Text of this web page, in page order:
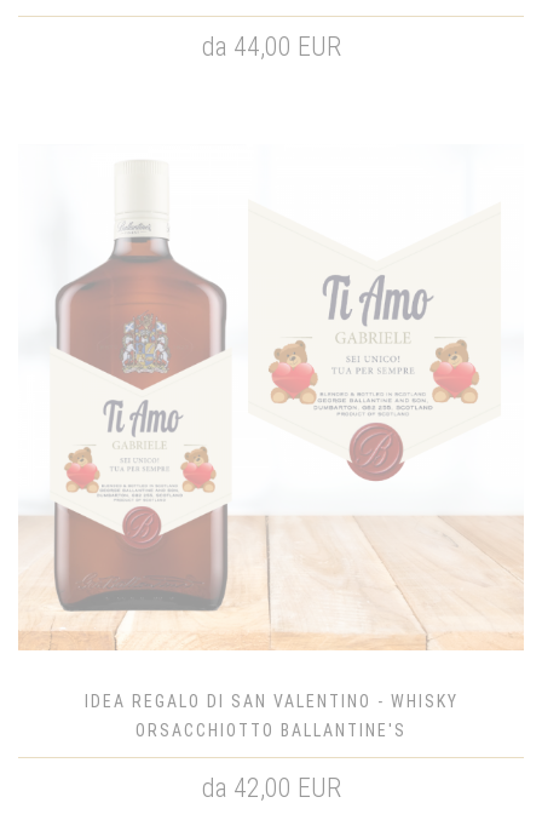
da 44,00 EUR
IDEA REGALO DI SAN VALENTINO - WHISKY
ORSACCHIOTTO BALLANTINE'S
da 42,00 EUR